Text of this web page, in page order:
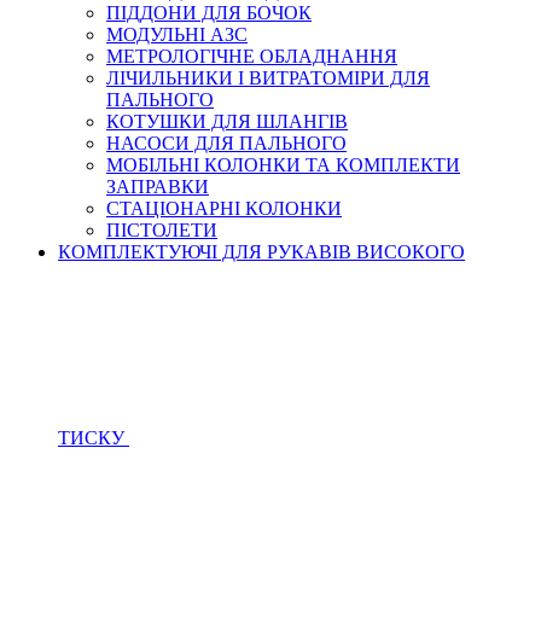
ПІДДОНИ ДЛЯ БОЧОК
МОДУЛЬНІ АЗС
МЕТРОЛОГІЧНЕ ОБЛАДНАННЯ
ЛІЧИЛЬНИКИ І ВИТРАТОМІРИ ДЛЯ
ПАЛЬНОГО
КОТУШКИ ДЛЯ ШЛАНГІВ
НАСОСИ ДЛЯ ПАЛЬНОГО
МОБІЛЬНІ КОЛОНКИ ТА КОМПЛЕКТИ
ЗАПРАВКИ
СТАЦІОНАРНІ КОЛОНКИ
ПІСТОЛЕТИ
КОМПЛЕКТУЮЧІ ДЛЯ РУКАВІВ ВИСОКОГО
ТИСКУ